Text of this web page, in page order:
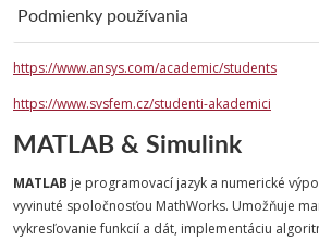
Podmienky používania
https://www.ansys.com/academic/students
https://www.svsfem.cz/studenti-akademici
MATLAB & Simulink
MATLAB je programovací jazyk a numerické
vyvinuté spoločnosťou MathWorks. Umožňuje
vykresľovanie funkcií a dát, implementáciu